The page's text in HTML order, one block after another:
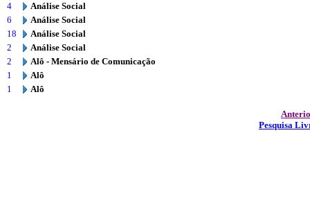
4
Análise Social
6
Análise Social
18
Análise Social
2
Análise Social
2
Alô - Mensário de Comunicação
1
Alô
1
Alô
Pesquisa